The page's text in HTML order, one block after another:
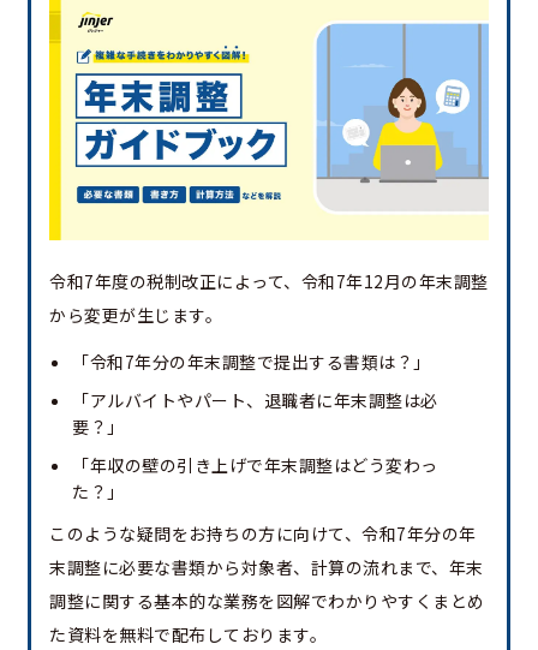
令和7年度の税制改正によって、令和7年12月の年末調整
から変更が生じます。
「令和7年分の年末調整で提出する書類は？」
「アルバイトやパート、退職者に年末調整は必
要？」
「年収の壁の引き上げで年末調整はどう変わっ
た？」
このような疑問をお持ちの方に向けて、令和7年分の年
末調整に必要な書類から対象者、計算の流れまで、年末
調整に関する基本的な業務を図解でわかりやすくまとめ
た資料を無料で配布しております。